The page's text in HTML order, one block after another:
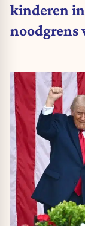
kinderen
noodgrens